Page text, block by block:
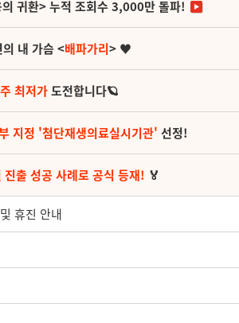
귀환> 누적 조회수 3,000만 돌파!
내 가슴 <배파가리> ♥
최저가도전합니다🪐
지정 '첨단재생의료실시기관' 선정!
진출 성공 사례로 공식 등재! 🏅
휴진 안내